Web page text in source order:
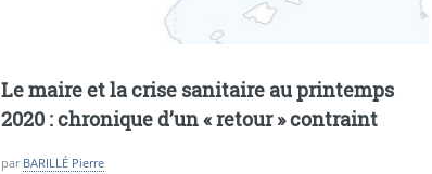
Le maire et la crise sanitaire au printemps
2020 : chronique d’un «retour » contraint
par BARILLÉ Pierre